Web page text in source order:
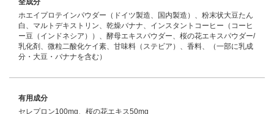
全成分
ホエイプロテインパウダー（ドイツ製造、国内製造）、粉末状大豆たん
白、マルトデキストリン、乾燥バナナ、インスタントコーヒー（コーヒ
ー豆（インドネシア））、酵母エキスパウダー、桜の花エキスパウダー/
乳化剤、微粒二酸化ケイ素、甘味料（ステビア）、香料、（一部に乳成
分・大豆・バナナを含む）
有用成分
セレプロン100mg、桜の花エキス50mg